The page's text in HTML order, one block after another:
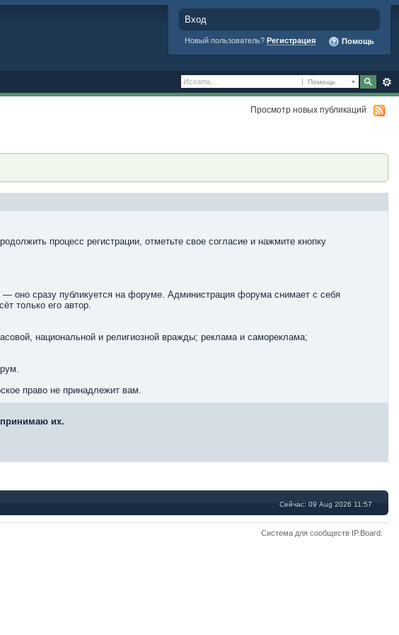
Вход
Новый пользователь? Регистрация Помощь
Помощь
Просмотр новых публикаций
процесс регистрации, отметьте свое согласие и нажмите кнопку
оно сразу публикуется на форуме. Администрация форума снимает с себя
только его автор.
национальной и религиозной вражды; реклама и самореклама;
право не принадлежит вам.
их.
Сейчас: 09 Aug 2026 11:57
Система для сообществ IP.Board